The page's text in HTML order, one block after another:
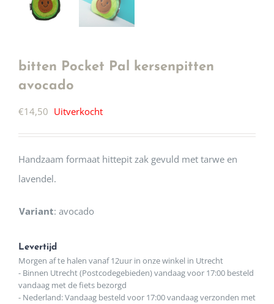
bitten Pocket Pal kersenpitten
avocado
€14,50 Uitverkocht
Handzaam formaat hittepit zak gevuld met tarwe en
lavendel.
Variant: avocado
Levertijd
Morgen af te halen vanaf 12uur in onze winkel in Utrecht
- Binnen Utrecht (Postcodegebieden) vandaag voor 17:00 besteld
vandaag met de fiets bezorgd
- Nederland: Vandaag besteld voor 17:00 vandaag verzonden met